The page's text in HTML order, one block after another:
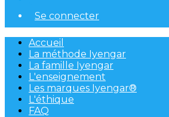
Se connecter
Accueil
La méthode Iyengar
La famille Iyengar
L'enseignement
Les marques Iyengar®
L'éthique
FAQ